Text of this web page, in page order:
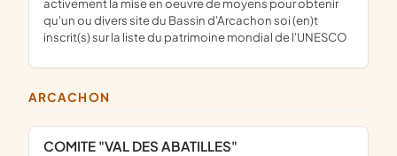
activement la mise en oeuvre de moyens pour obtenir
qu'un ou divers site du Bassin d'Arcachon soi (en)t
inscrit(s) sur la liste du patrimoine mondial de l'UNESCO
ARCACHON
COMITE "VAL DES ABATILLES"